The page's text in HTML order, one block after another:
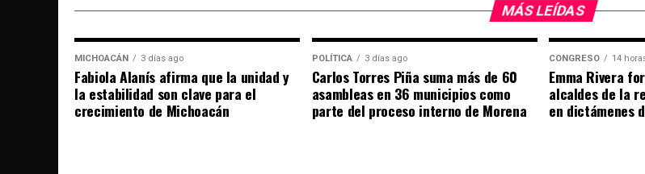
MÁS LEÍDAS
MICHOACÁN 3 días ago
Fabiola Alanís afirma que la unidad y
la estabilidad son clave para el
crecimiento de Michoacán
POLÍTICA 3 días ago
Carlos Torres Piña suma más de 60
asambleas en 36 municipios como
parte del proceso interno de Morena
CONGRESO 14
Emma Rivera
alcaldes de la
en dictámenes